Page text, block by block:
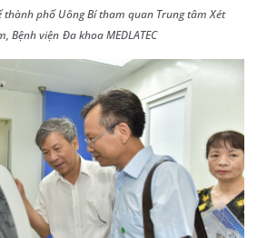
thành phố Uông Bí tham quan Trung tâm Xét
Bệnh viện Đa khoa MEDLATEC